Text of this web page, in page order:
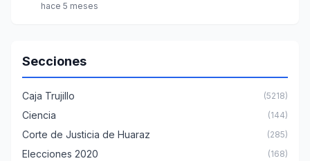
hace 5 meses
Secciones
Caja Trujillo (5218)
Ciencia (144)
Corte de Justicia de Huaraz (285)
Elecciones 2020 (168)